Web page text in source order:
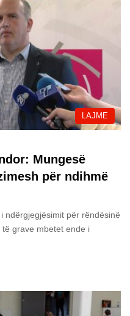
LAJME
Mungesë
për ndihmë
ndërgjegjësimit për rëndësinë
grave mbetet ende i